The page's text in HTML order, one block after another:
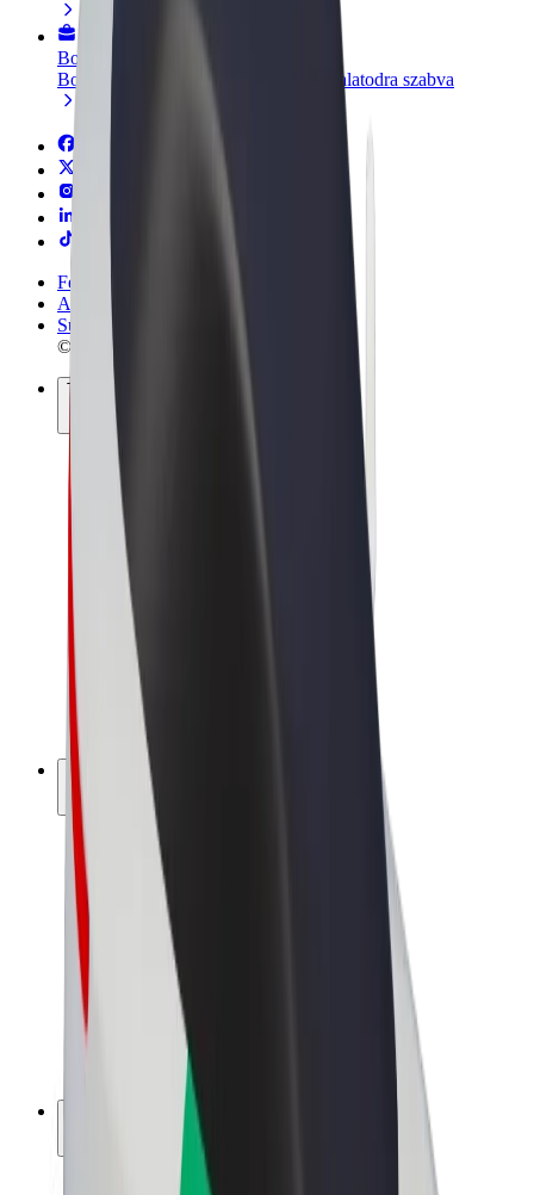
Bolt for Business
Bolt termékek és szolgáltatások a vállalatodra szabva
Felhasználási feltételek
Adatvédelem
Sütik
© 2026 Bolt Technology OÜ
Termékek
Utazás
Rollerek
Bolt Market
Bolt Food
Bolt Drive
Bolt cégeknek
E-kerékpárok
Bolt Plus
Keress a Bolttal
Sofőrök
Sofőr kereset
Futár kereset
Bolt Food kereskedők
Franchise-ok